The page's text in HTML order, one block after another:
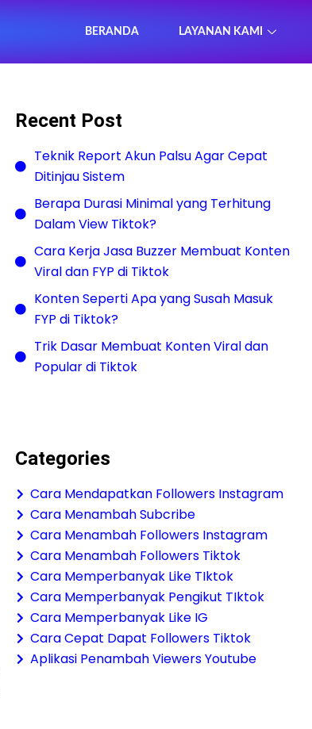
BERANDA LAYANAN KAMI
Recent Post
Teknik Report Akun Palsu Agar Cepat
Ditinjau Sistem
Berapa Durasi Minimal yang Terhitung
Dalam View Tiktok?
Cara Kerja Jasa Buzzer Membuat Konten
Viral dan FYP di Tiktok
Konten Seperti Apa yang Susah Masuk
FYP di Tiktok?
Trik Dasar Membuat Konten Viral dan
Popular di Tiktok
Categories
Cara Mendapatkan Followers Instagram
Cara Menambah Subcribe
Cara Menambah Followers Instagram
Cara Menambah Followers Tiktok
Cara Memperbanyak Like TIktok
Cara Memperbanyak Pengikut TIktok
Cara Memperbanyak Like IG
Cara Cepat Dapat Followers Tiktok
Aplikasi Penambah Viewers Youtube